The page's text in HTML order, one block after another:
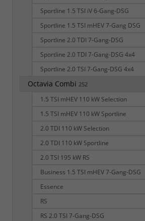
Sportline 1.5 TSI iV 6-Gang-DSG
Sportline 1.5 TSI mHEV 7-Gang DSG
Sportline 2.0 TDI 7-Gang-DSG
Sportline 2.0 TDI 7-Gang-DSG 4x4
Sportline 2.0 TSI 7-Gang-DSG 4x4
Octavia Combi 252
1.5 TSI mHEV 110 kW Selection
1.5 TSI mHEV 110 kW Sportline
2.0 TDI 110 kW Selection
2.0 TDI 110 kW Sportline
2.0 TSI 195 kW RS
Business 1.5 TSI mHEV 7-Gang-DSG
Essence
RS
RS 2.0 TSI 7-Gang-DSG